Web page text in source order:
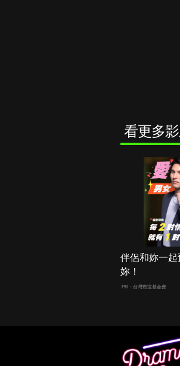
看更多
伴侶和妳一
妳！
PR・台灣癌症基金會